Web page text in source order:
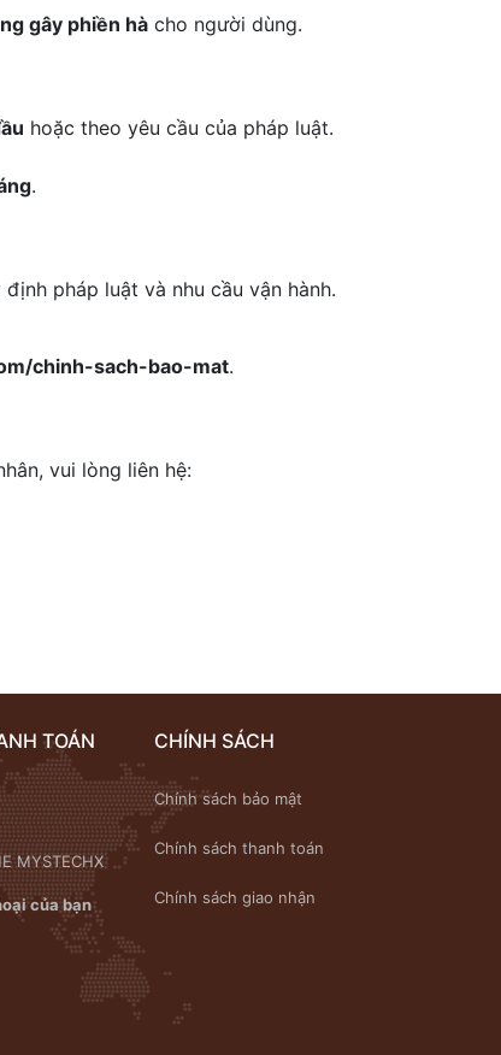
gây phiền hà cho người dùng.
hoặc theo yêu cầu của pháp luật.
.
pháp luật và nhu cầu vận hành.
chinh-sach-bao-mat.
vui lòng liên hệ:
TOÁN
MYSTECHX
của bạn
CHÍNH SÁCH
Chính sách bảo mật
Chính sách thanh toán
Chính sách giao nhận